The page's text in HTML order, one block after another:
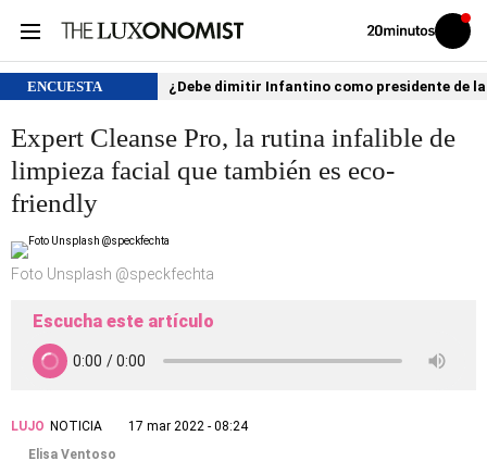
Volver
Iniciar
sesión
ENCUESTA ¿Debe dimitir Infantino como presidente de
Expert Cleanse Pro, la rutina infalible de
limpieza facial que también es eco-
friendly
Foto Unsplash @speckfechta
Escucha este artículo
LUJO NOTICIA
17 mar 2022 - 08:24
Elisa Ventoso